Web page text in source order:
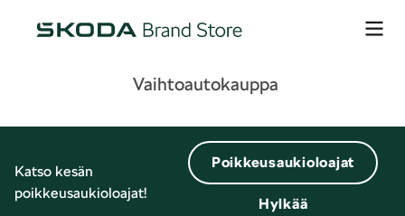
Vaihtoautokauppa
Katso kesän
poikkeusaukioloajat!
Poikkeusaukioloajat
Hylkää